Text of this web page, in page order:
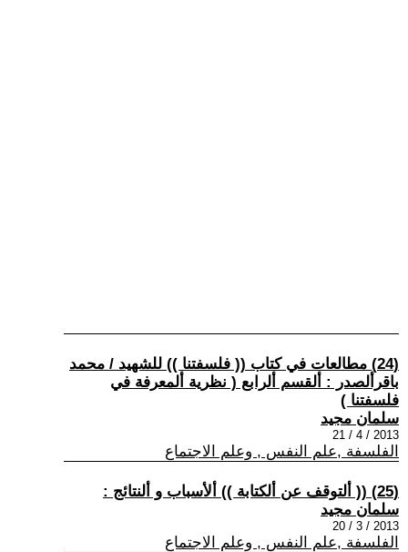
(24) مطالعات في كتاب (( فلسفتنا )) للشهيد / محمد
باقرألصدر : ألقسم ألرابع ( نظرية ألمعرفة في
فلسفتنا )
سلمان مجيد
2013 / 4 / 21
الفلسفة ,علم النفس , وعلم الاجتماع
(25) (( ألتوقف عن ألكتابة )) ألأسباب و ألنتائج :
سلمان مجيد
2013 / 3 / 20
الفلسفة ,علم النفس , وعلم الاجتماع